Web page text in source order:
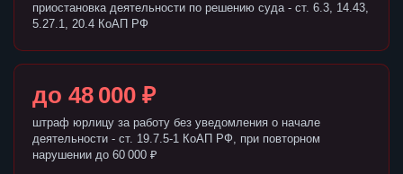
приостановка деятельности по решению суда - ст. 6.3, 14.43,
5.27.1, 20.4 КоАП РФ
до 48 000 ₽
штраф юрлицу за работу без уведомления о начале
деятельности - ст. 19.7.5-1 КоАП РФ, при повторном
нарушении до 60 000 ₽